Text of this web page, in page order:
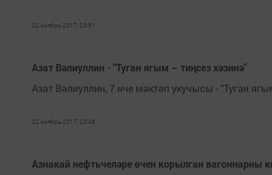
22 ноябрь 2017, 23:51
Азат Вәлиуллин - "Туган ягым – тиңсез хәзинә"
Азат Вәлиуллин, 7 нче мәктәп укучысы - "Туган ягым
22 ноябрь 2017, 23:48
Азнакай нефтьчеләре өчен корылган вагоннарны